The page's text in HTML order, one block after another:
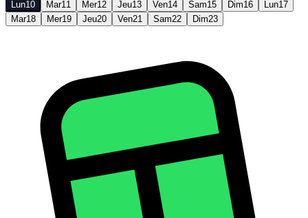
Lun10 Mar11 Mer12 Jeu13 Ven14 Sam15 Dim16 Lun17
Mar18 Mer19 Jeu20 Ven21 Sam22 Dim23